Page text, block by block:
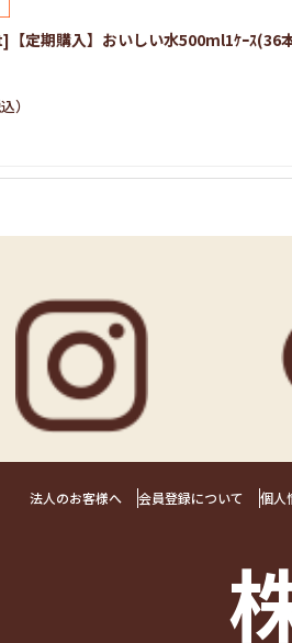
定期購入】おいしい水500ml1ｹｰｽ(36
法人のお客様へ 会員登録について 個人